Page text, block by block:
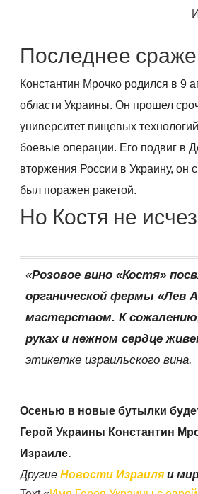
Последнее
Константин Мрочко родился в 9
области Украины. Он прошел
университет пищевых
боевые операции. Его подвиг в
вторжения России в Украину, он
был поражен ракетой.
Но Костя не
«Розовое вино «Костя»
органической фермы «Лев
мастерством. К
руках и нежном сердце
этикетке израильского вина.
Осенью в новые бутылки
Герой Украины Константин
Израиле.
ДругиеНовости Израиля и